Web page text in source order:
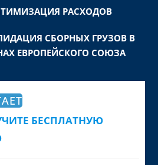
РАСХОДОВ
СБОРНЫХ ГРУЗОВ В
ЕВРОПЕЙСКОГО СОЮЗА
БЕСПЛАТНУЮ